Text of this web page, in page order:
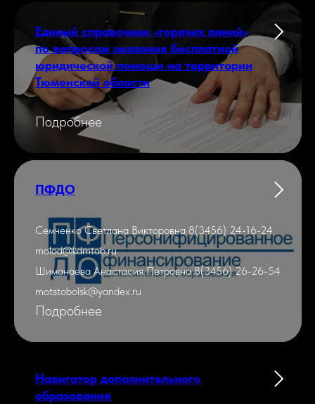
Единый справочник «горячих линий»
по вопросам оказания бесплатной
юридической помощи на территории
Тюменской области
Подробнее
ПФДО
Семченко Светлана Викторовна 8(3456) 24-16-24
molod@kdmtob.ru
Шиманаева Анастасия Петровна 8(3456) 26-26-54
motstobolsk@yandex.ru
Подробнее
Навигатор дополнительного
образования